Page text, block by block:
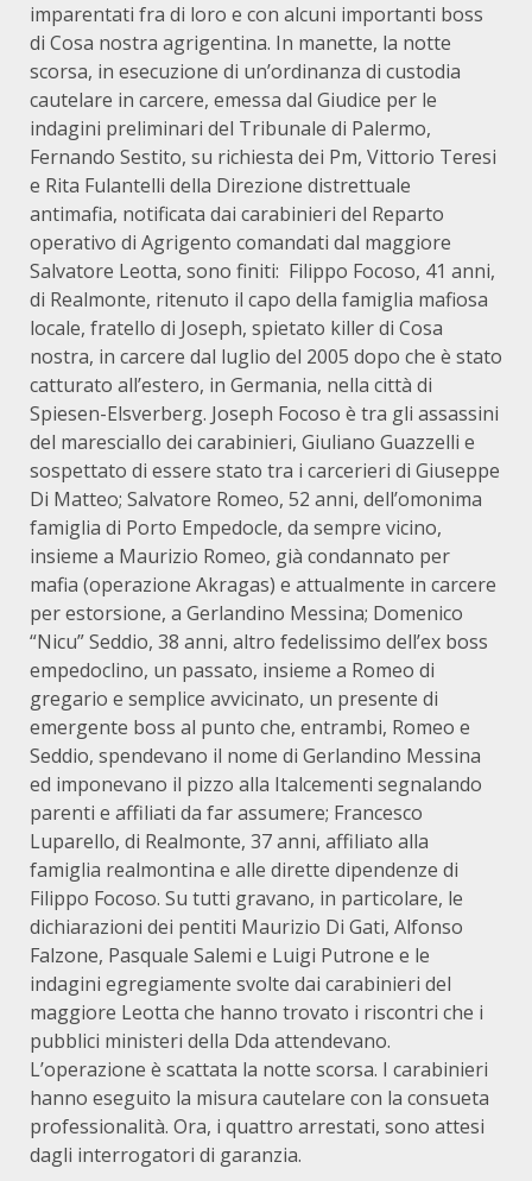
imparentati fra di loro e con alcuni importanti boss
di Cosa nostra agrigentina. In manette, la notte
scorsa, in esecuzione di un’ordinanza di custodia
cautelare in carcere, emessa dal Giudice per le
indagini preliminari del Tribunale di Palermo,
Fernando Sestito, su richiesta dei Pm, Vittorio Teresi
e Rita Fulantelli della Direzione distrettuale
antimafia, notificata dai carabinieri del Reparto
operativo di Agrigento comandati dal maggiore
Salvatore Leotta, sono finiti: Filippo Focoso, 41 anni,
di Realmonte, ritenuto il capo della famiglia mafiosa
locale, fratello di Joseph, spietato killer di Cosa
nostra, in carcere dal luglio del 2005 dopo che è stato
catturato all’estero, in Germania, nella città di
Spiesen-Elsverberg. Joseph Focoso è tra gli assassini
del maresciallo dei carabinieri, Giuliano Guazzelli e
sospettato di essere stato tra i carcerieri di Giuseppe
Di Matteo; Salvatore Romeo, 52 anni, dell’omonima
famiglia di Porto Empedocle, da sempre vicino,
insieme a Maurizio Romeo, già condannato per
mafia (operazione Akragas) e attualmente in carcere
per estorsione, a Gerlandino Messina; Domenico
“Nicu” Seddio, 38 anni, altro fedelissimo dell’ex boss
empedoclino, un passato, insieme a Romeo di
gregario e semplice avvicinato, un presente di
emergente boss al punto che, entrambi, Romeo e
Seddio, spendevano il nome di Gerlandino Messina
ed imponevano il pizzo alla Italcementi segnalando
parenti e affiliati da far assumere; Francesco
Luparello, di Realmonte, 37 anni, affiliato alla
famiglia realmontina e alle dirette dipendenze di
Filippo Focoso. Su tutti gravano, in particolare, le
dichiarazioni dei pentiti Maurizio Di Gati, Alfonso
Falzone, Pasquale Salemi e Luigi Putrone e le
indagini egregiamente svolte dai carabinieri del
maggiore Leotta che hanno trovato i riscontri che i
pubblici ministeri della Dda attendevano.
L’operazione è scattata la notte scorsa. I carabinieri
hanno eseguito la misura cautelare con la consueta
professionalità. Ora, i quattro arrestati, sono attesi
dagli interrogatori di garanzia.